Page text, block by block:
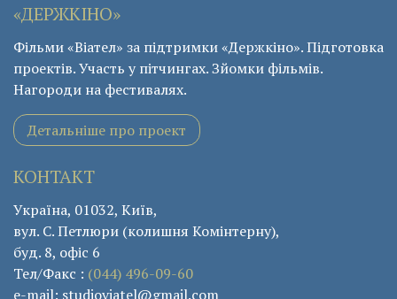
«ДЕРЖКІНО»
Фільми «Віател» за підтримки «Держкіно». Підготовка
проектів. Участь у пітчингах. Зйомки фільмів.
Нагороди на фестивалях.
Детальніше про проект
КОНТАКТ
Україна, 01032, Київ,
вул. С. Петлюри (колишня Комінтерну),
буд. 8, офіс 6
Тел/Факс : (044) 496-09-60
e-mail: studioviatel@gmail.com